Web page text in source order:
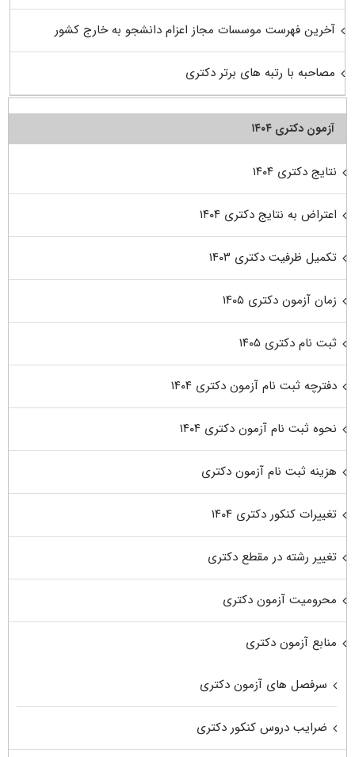
آخرین فهرست موسسات مجاز اعزام دانشجو به خارج کشور
مصاحبه با رتبه های برتر دکتری
آزمون دکتری ۱۴۰۴
نتایج دکتری ۱۴۰۴
اعتراض به نتایج دکتری ۱۴۰۴
تکمیل ظرفیت دکتری ۱۴۰۳
زمان آزمون دکتری ۱۴۰۵
ثبت نام دکتری ۱۴۰۵
دفترچه ثبت نام آزمون دکتری ۱۴۰۴
نحوه ثبت نام آزمون دکتری ۱۴۰۴
هزینه ثبت نام آزمون دکتری
تغییرات کنکور دکتری ۱۴۰۴
تغییر رشته در مقطع دکتری
محرومیت آزمون دکتری
منابع آزمون دکتری
سرفصل های آزمون دکتری
ضرایب دروس کنکور دکتری